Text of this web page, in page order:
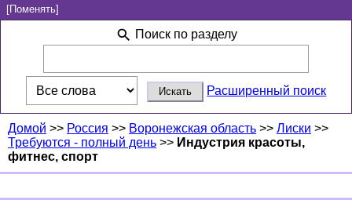
[Поменять]
Поиск по разделу
Расширенный поиск
Домой >> Россия >> Воронежская область >> Лиски >>
Требуются - полный день >> Индустрия красоты,
фитнес, спорт